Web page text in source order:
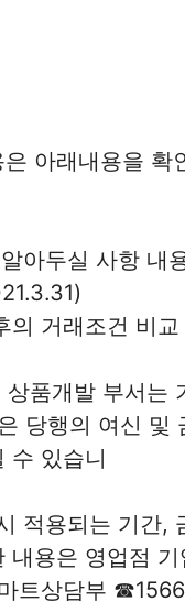
아래내용을 확
아두실 사항 내
의 거래조건 비교
품개발 부서는
당행의 여신 및
수 있습니
적용되는 기간,
내용은 영업점
트상담부